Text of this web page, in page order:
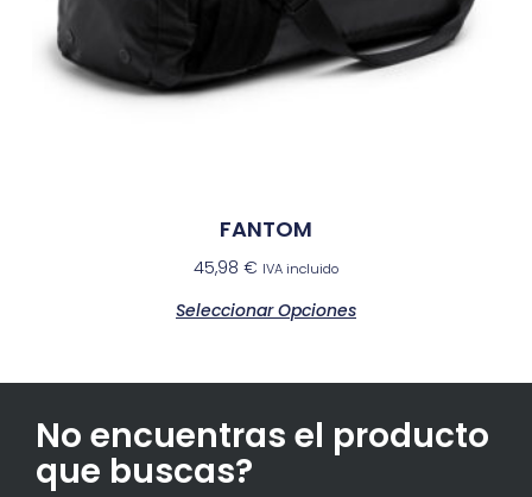
FANTOM
45,98 € IVA incluido
Seleccionar Opciones
No encuentras el producto
que buscas?